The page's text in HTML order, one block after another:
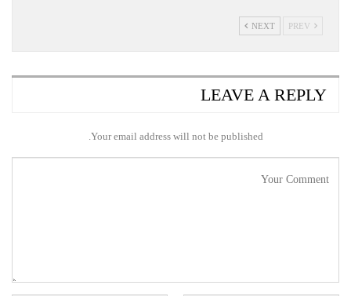
NEXT
LEAVE A REPLY
Your email address will not be published.